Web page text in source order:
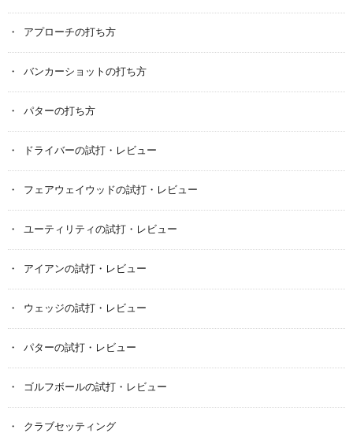
アプローチの打ち方
バンカーショットの打ち方
パターの打ち方
ドライバーの試打・レビュー
フェアウェイウッドの試打・レビュー
ユーティリティの試打・レビュー
アイアンの試打・レビュー
ウェッジの試打・レビュー
パターの試打・レビュー
ゴルフボールの試打・レビュー
クラブセッティング